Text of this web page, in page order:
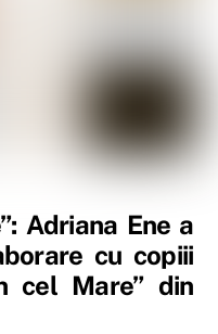
Adriana Ene a
cu copiii
cel Mare” din